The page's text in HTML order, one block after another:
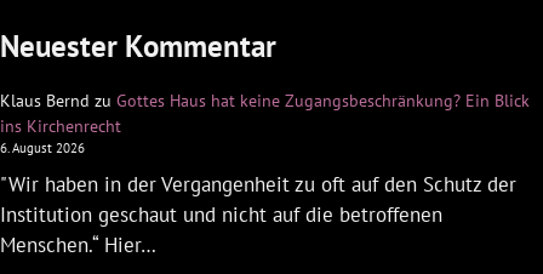
Neuester Kommentar
Klaus Bernd zu Gottes Haus hat keine Zugangsbeschränkung? Ein Blick
ins Kirchenrecht
6. August 2026
"Wir haben in der Vergangenheit zu oft auf den Schutz der
Institution geschaut und nicht auf die betroffenen
Menschen.“ Hier…